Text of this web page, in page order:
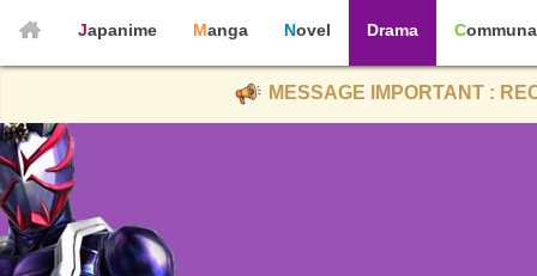
Japanime Manga Novel Drama
MESSAGE IMPORTANT :